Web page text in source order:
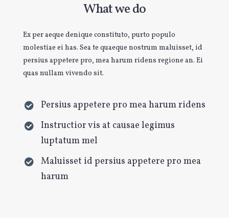
What we do
Ex per aeque denique constituto, purto populo
molestiae ei has. Sea te quaeque nostrum maluisset, id
persius appetere pro, mea harum ridens regione an. Ei
quas nullam vivendo sit.
Persius appetere pro mea harum ridens
Instructior vis at causae legimus
luptatum mel
Maluisset id persius appetere pro mea
harum